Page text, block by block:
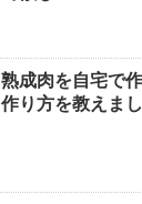
熟成肉を自宅で
作り方を教えま